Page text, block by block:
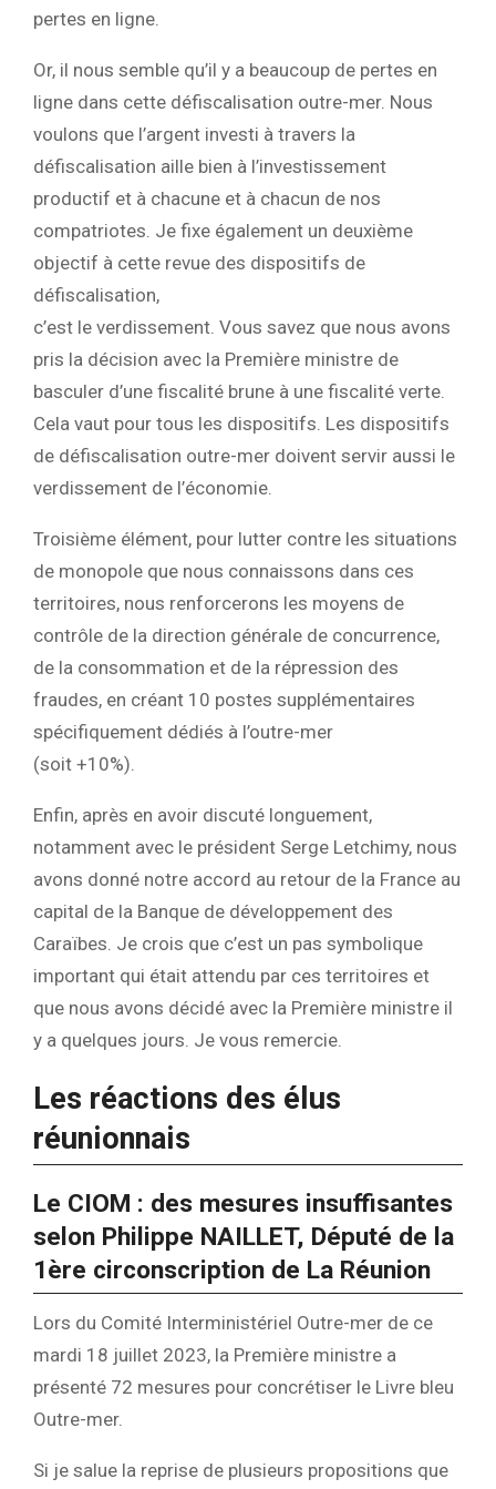
pertes en ligne.
Or, il nous semble qu’il y a beaucoup de pertes en
ligne dans cette défiscalisation outre-mer. Nous
voulons que l’argent investi à travers la
défiscalisation aille bien à l’investissement
productif et à chacune et à chacun de nos
compatriotes. Je fixe également un deuxième
objectif à cette revue des dispositifs de
défiscalisation,
c’est le verdissement. Vous savez que nous avons
pris la décision avec la Première ministre de
basculer d’une fiscalité brune à une fiscalité verte.
Cela vaut pour tous les dispositifs. Les dispositifs
de défiscalisation outre-mer doivent servir aussi le
verdissement de l’économie.
Troisième élément, pour lutter contre les situations
de monopole que nous connaissons dans ces
territoires, nous renforcerons les moyens de
contrôle de la direction générale de concurrence,
de la consommation et de la répression des
fraudes, en créant 10 postes supplémentaires
spécifiquement dédiés à l’outre-mer
(soit +10%).
Enfin, après en avoir discuté longuement,
notamment avec le président Serge Letchimy, nous
avons donné notre accord au retour de la France au
capital de la Banque de développement des
Caraïbes. Je crois que c’est un pas symbolique
important qui était attendu par ces territoires et
que nous avons décidé avec la Première ministre il
y a quelques jours. Je vous remercie.
Les réactions des élus
réunionnais
Le CIOM : des mesures insuffisantes
selon Philippe NAILLET, Député de la
1ère circonscription de La Réunion
Lors du Comité Interministériel Outre-mer de ce
mardi 18 juillet 2023, la Première ministre a
présenté 72 mesures pour concrétiser le Livre bleu
Outre-mer.
Si je salue la reprise de plusieurs propositions que